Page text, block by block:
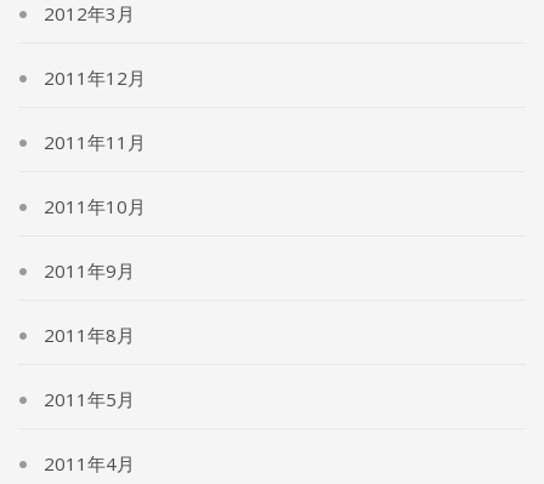
2012年3月
2011年12月
2011年11月
2011年10月
2011年9月
2011年8月
2011年5月
2011年4月